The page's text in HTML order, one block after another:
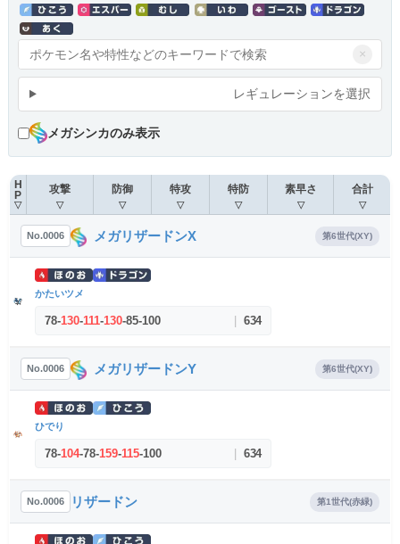
×
レギュレーションを選択
メガシンカのみ表示
H
P
▽
攻撃
▽
防御
▽
特攻
▽
特防
▽
素早さ
▽
合計
▽
No.0006 メガリザードンX 第6世代(XY)
かたいツメ
78-130-111-130-85-100 634
No.0006 メガリザードンY 第6世代(XY)
ひでり
78-104-78-159-115-100 634
No.0006 リザードン 第1世代(赤緑)